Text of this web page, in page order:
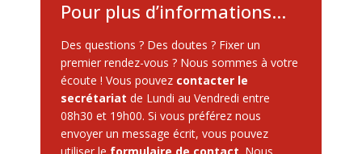
Pour plus d’informations…
Des questions ? Des doutes ? Fixer un
premier rendez-vous ? Nous sommes à votre
écoute ! Vous pouvez contacter le
secrétariat de Lundi au Vendredi entre
08h30 et 19h00. Si vous préférez nous
envoyer un message écrit, vous pouvez